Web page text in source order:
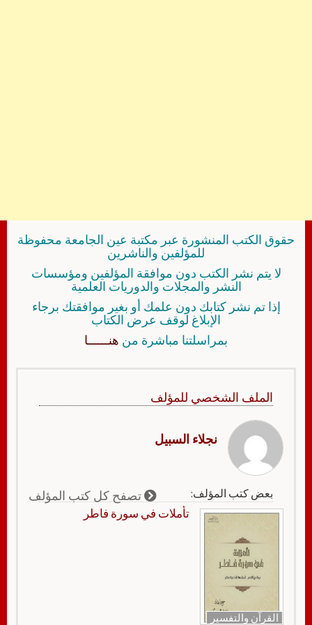
حقوق الكتب المنشورة عبر مكتبة عين الجامعة محفوظة
للمؤلفين والناشرين
لا يتم نشر الكتب دون موافقة المؤلفين ومؤسسات
النشر والمجلات والدوريات العلمية
إذا تم نشر كتابك دون علمك أو بغير موافقتك برجاء
الإبلاغ لوقف عرض الكتاب
بمراسلتنا مباشرة من هنــــــا
الملف الشخصي للمؤلف
نجلاء السبيل
بعض كتب المؤلف: تصفح كل كتب المؤلف
القرآن والتفسير
تأملات في سورة فاطر